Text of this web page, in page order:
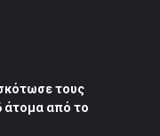
τους
άτομα από το